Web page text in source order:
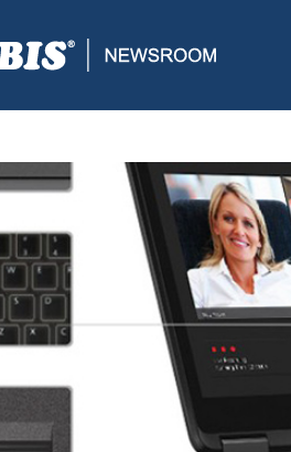
>SUPPLIERS> NOV DELL